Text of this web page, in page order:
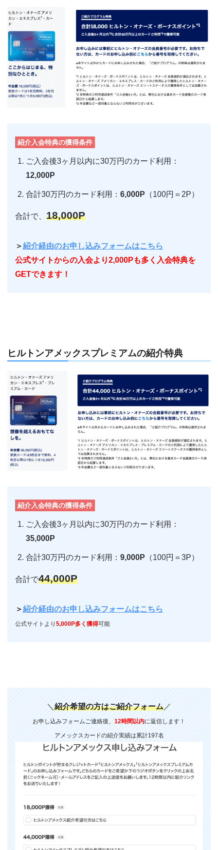
紹介入会特典の獲得条件
ご入会後3ヶ月以内に30万円のカード利用：
12,000P
合計30万円のカード利用：6,000P （100円＝2P）
合計で、 18,000P
＞紹介経由のお申し込みフォームはこちら
公式サイトからの入会より2,000Pも多く入会特典を
GETできます！
ヒルトンアメックスプレミアムの紹介特典
紹介入会特典の獲得条件
ご入会後3ヶ月以内に30万円のカード利用：
35,000P
合計30万円のカード利用：9,000P （100円＝3P）
合計で44,000P
＞紹介経由のお申し込みフォームはこちら
公式サイトより 5,000P多く獲得可能
＼ 紹介希望の方はご紹介フォーム ／
お申し込みフォームご連絡後、 12時間以内に返信します！
アメックスカードの紹介実績は累計197名